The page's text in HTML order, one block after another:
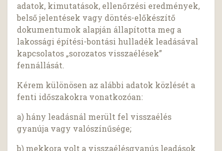
adatok, kimutatások, ellenőrzési eredmények,
belső jelentések vagy döntés-előkészítő
dokumentumok alapján állapította meg a
lakossági építési-bontási hulladék leadásával
kapcsolatos „sorozatos visszaélések”
fennállását.
Kérem különösen az alábbi adatok közlését a
fenti időszakokra vonatkozóan:
a) hány leadásnál merült fel visszaélés
gyanúja vagy valószínűsége;
b) mekkora volt a visszaélésgyanús leadások